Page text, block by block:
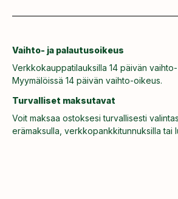
Vaihto- ja palautusoikeus
Verkkokauppatilauksilla 14 päivän
Myymälöissä 14 päivän vaihto-oikeus.
Turvalliset maksutavat
Voit maksaa ostoksesi turvallisesti
erämaksulla, verkkopankkitunnuksilla tai